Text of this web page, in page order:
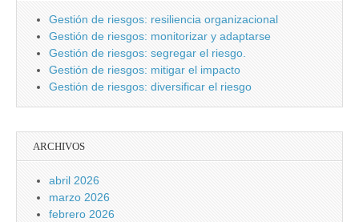
Gestión de riesgos: resiliencia organizacional
Gestión de riesgos: monitorizar y adaptarse
Gestión de riesgos: segregar el riesgo.
Gestión de riesgos: mitigar el impacto
Gestión de riesgos: diversificar el riesgo
ARCHIVOS
abril 2026
marzo 2026
febrero 2026